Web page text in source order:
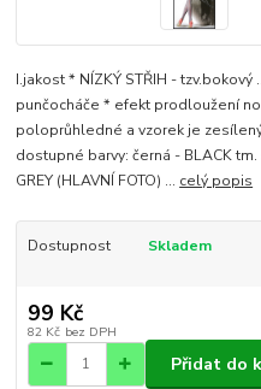
I.jakost * NÍZKÝ STŘIH -
punčocháče * efekt prodloužení
poloprůhledné a vzorek je
dostupné barvy: černá - BLACK
GREY (HLAVNÍ FOTO) ... celý popis
Dostupnost Skladem
99 Kč
82 Kč bez DPH
Přidat do